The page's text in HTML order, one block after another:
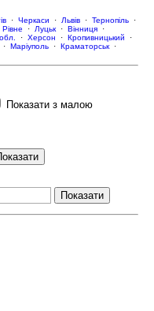
· Черкаси · Львів · Тернопіль ·
Рівне · Луцьк · Вінниця ·
· Херсон · Кропивницький ·
· Маріуполь · Краматорськ ·
Показати з малою